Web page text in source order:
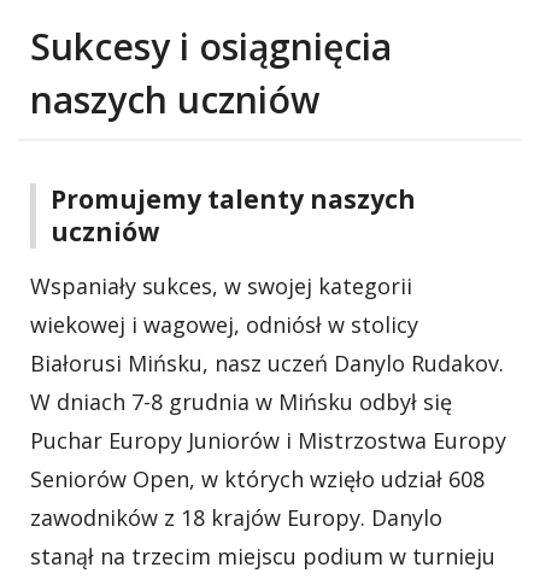
Sukcesy i osiągnięcia
naszych uczniów
Promujemy talenty naszych
uczniów
Wspaniały sukces, w swojej kategorii
wiekowej i wagowej, odniósł w stolicy
Białorusi Mińsku, nasz uczeń Danylo Rudakov.
W dniach 7-8 grudnia w Mińsku odbył się
Puchar Europy Juniorów i Mistrzostwa Europy
Seniorów Open, w których wzięło udział 608
zawodników z 18 krajów Europy. Danylo
stanął na trzecim miejscu podium w turnieju